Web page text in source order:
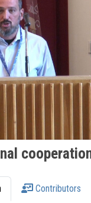
Contributors